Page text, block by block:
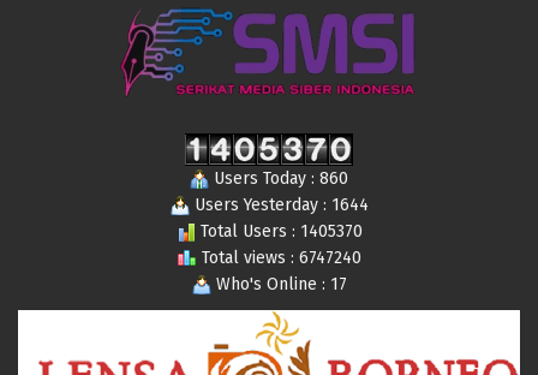
Users Today : 860
Users Yesterday : 1644
Total Users : 1405370
Total views : 6747240
Who's Online : 17